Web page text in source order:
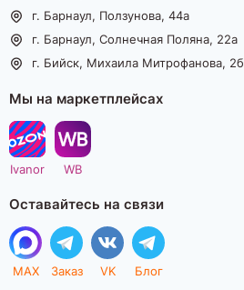
г. Барнаул, Ползунова, 44а
г. Барнаул, Солнечная Поляна, 22а
г. Бийск, Михаила Митрофанова, 2б
Мы на маркетплейсах
Ivanor WB
Оставайтесь на связи
MAX Заказ VK Блог